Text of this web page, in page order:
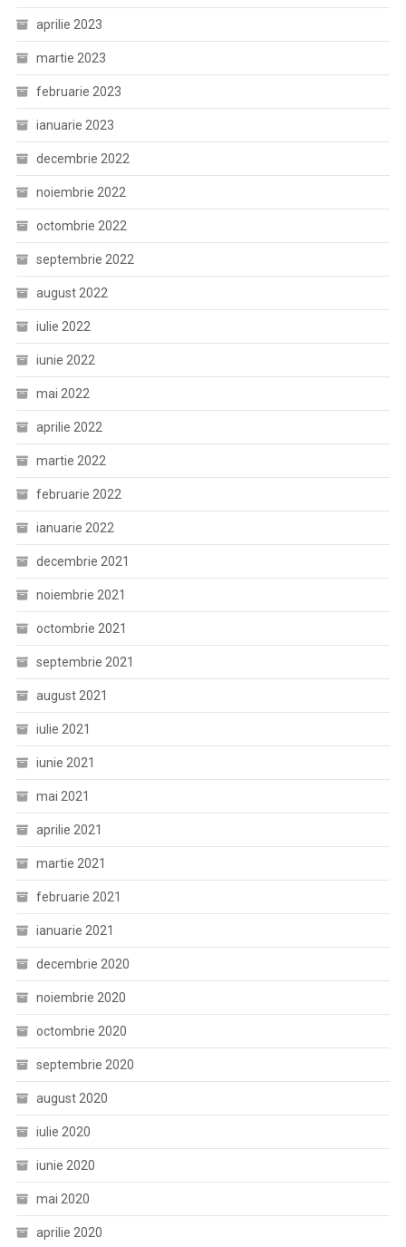
aprilie 2023
martie 2023
februarie 2023
ianuarie 2023
decembrie 2022
noiembrie 2022
octombrie 2022
septembrie 2022
august 2022
iulie 2022
iunie 2022
mai 2022
aprilie 2022
martie 2022
februarie 2022
ianuarie 2022
decembrie 2021
noiembrie 2021
octombrie 2021
septembrie 2021
august 2021
iulie 2021
iunie 2021
mai 2021
aprilie 2021
martie 2021
februarie 2021
ianuarie 2021
decembrie 2020
noiembrie 2020
octombrie 2020
septembrie 2020
august 2020
iulie 2020
iunie 2020
mai 2020
aprilie 2020